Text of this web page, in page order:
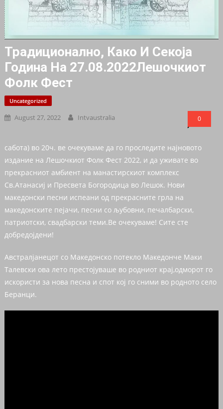
Традиционално, Како И Секоја
Година На 27.08.2022Лешочкиот
Фолк Фест
Uncategorized
August 27, 2022 Intvaustralia 0
сабота) во 20ч. ве очекуваме да го проследите најновото
издание на Лешочкиот Фолк Фест 2022, и да уживате во
прекрасниот амбиент на манастирскиот комплекс
Св.Атанасиј и Пресвета Богородица во Лешок. Нови
македонски песни испеани од прекрасните грла на
македонските пејачи, песни со љубовни, печалбарски,
патриотски, свадбарски теми.Ве очекуваме! Сите сте
добредојдени!
Австралјанецот со Македонско потекло Македонче Маки
Талевски ова лето престојуваше во родниот крај,одморот го
искористи за нова песна и спот кој го сними во родното село
Беранци.